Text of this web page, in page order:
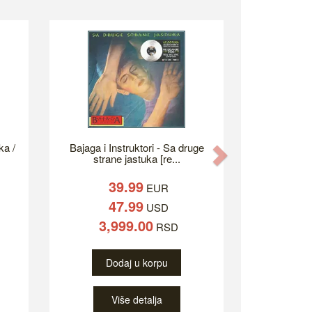
/ Bajaga i Instruktori - Sa druge
strane jastuka [re...
39.99EUR
47.99USD
3,999.00RSD
Dodaj u korpu
Više detalja